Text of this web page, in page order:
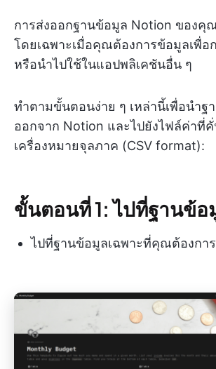
การส่งออกฐานข้อมูล Notion ของคุ
โดยเฉพาะเมื่อคุณต้องการข้อมูลเพื่อ
หรือนำไปใช้ในแอปพลิเคชันอื่น ๆ
ทำตามขั้นตอนง่าย ๆ เหล่านี้เพื่อนำ
ออกจาก Notion และไปยังไฟล์ค่าที่
เครื่องหมายจุลภาค (CSV format):
ขั้นตอนที่ 1: ไปที่ฐานข้
ไปที่ฐานข้อมูลเฉพาะที่คุณต้องกา